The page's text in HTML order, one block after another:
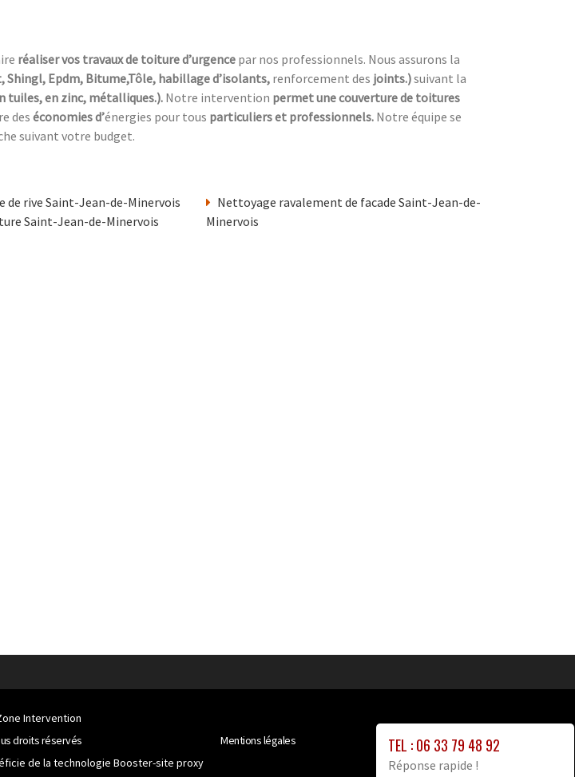
réaliser vos travaux de toiture d’urgence par nos professionnels. Nous assurons la
Shingl, Epdm, Bitume,Tôle, habillage d’isolants, renforcement des joints.)suivant la
tuiles, en zinc, métalliques.). Notre intervention permet une couverture de toitures
des économies d’énergies pour tous particuliers et professionnels. Notre équipe se
suivant votre budget.
de rive Saint-Jean-de-Minervois
Saint-Jean-de-Minervois
Nettoyage ravalement de facade Saint-Jean-de-
Minervois
TEL : 06 33 79 48 92
Réponse rapide !
Intervention
droits réservés
Mentions légales
de la technologie Booster-site proxy